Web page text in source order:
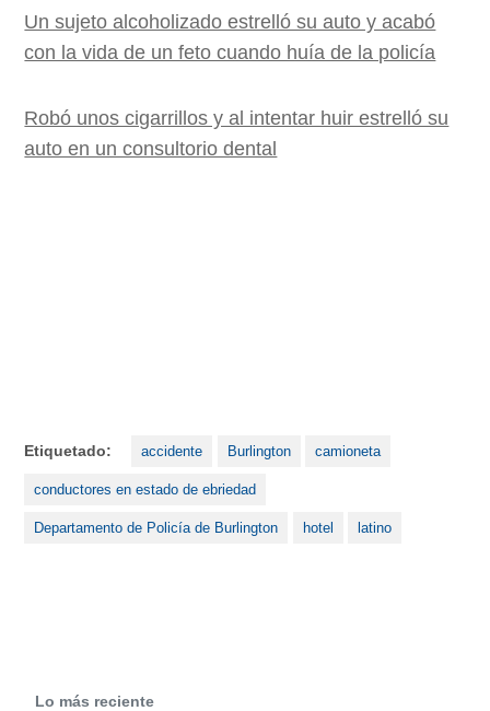
Un sujeto alcoholizado estrelló su auto y acabó
con la vida de un feto cuando huía de la policía
Robó unos cigarrillos y al intentar huir estrelló su
auto en un consultorio dental
Etiquetado: accidente Burlington camioneta
conductores en estado de ebriedad
Departamento de Policía de Burlington hotel latino
Lo más reciente